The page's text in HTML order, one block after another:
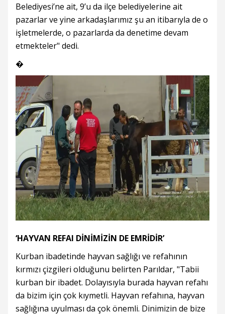
Belediyesi’ne ait, 9’u da ilçe belediyelerine ait
pazarlar ve yine arkadaşlarımız şu an itibarıyla de o
işletmelerde, o pazarlarda da denetime devam
etmekteler" dedi.
�
‘HAYVAN REFAI DİNİMİZİN DE EMRİDİR’
Kurban ibadetinde hayvan sağlığı ve refahının
kırmızı çizgileri olduğunu belirten Parıldar, "Tabii
kurban bir ibadet. Dolayısıyla burada hayvan refahı
da bizim için çok kıymetli. Hayvan refahına, hayvan
sağlığına uyulması da çok önemli. Dinimizin de bize